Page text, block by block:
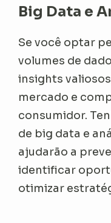
Big Data e
Se você optar
volumes de
insights
mercado e
consumidor.
de big data e
ajudarão a
identificar
otimizar